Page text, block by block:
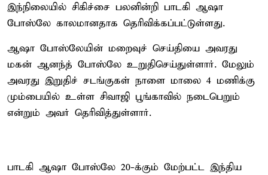
இந்நிலையில் சிகிச்சை பலனின்றி பாடகி ஆஷா
போஸ்லே காலமானதாக தெரிவிக்கப்பட்டுள்ளது.
ஆஷா போஸ்லேயின் மறைவுச் செய்தியை அவரது
மகன் ஆனந்த் போஸ்லே உறுதிசெய்துள்ளார். மேலும்
அவரது இறுதிச் சடங்குகள் நாளை மாலை 4 மணிக்கு
மும்பையில் உள்ள சிவாஜி பூங்காவில் நடைபெறும்
என்றும் அவர் தெரிவித்துள்ளார்.
பாடகி ஆஷா போஸ்லே 20-க்கும் மேற்பட்ட இந்திய